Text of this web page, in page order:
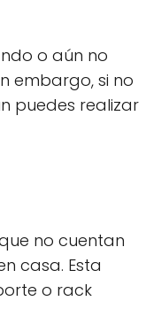
o aún no
embargo, si no
puedes realizar
no cuentan
casa. Esta
o rack